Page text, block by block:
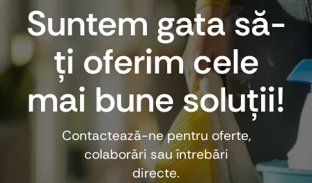
Suntem gata să-
ți oferim cele
mai bune soluții!
Contactează-ne pentru oferte,
colaborări sau întrebări
directe.